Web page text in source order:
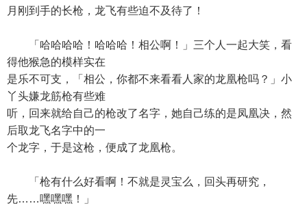
月刚到手的长枪，龙飞有些迫不及待了！
「哈哈哈哈！哈哈哈！相公啊！」三个人一起大笑，看
得他猴急的模样实在
是乐不可支，「相公，你都不来看看人家的龙凰枪吗？」小
丫头嫌龙筋枪有些难
听，回来就给自己的枪改了名字，她自己练的是凤凰决，然
后取龙飞名字中的一
个龙字，于是这枪，便成了龙凰枪。
「枪有什么好看啊！不就是灵宝么，回头再研究，
先……嘿嘿嘿！」